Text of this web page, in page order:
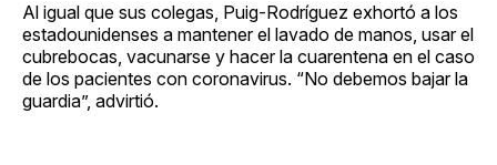
Al igual que sus colegas, Puig-Rodríguez exhortó a los
estadounidenses a mantener el lavado de manos, usar el
cubrebocas, vacunarse y hacer la cuarentena en el caso
de los pacientes con coronavirus. “No debemos bajar la
guardia”, advirtió.